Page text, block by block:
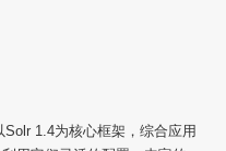
1.4为核心框架，综合应用